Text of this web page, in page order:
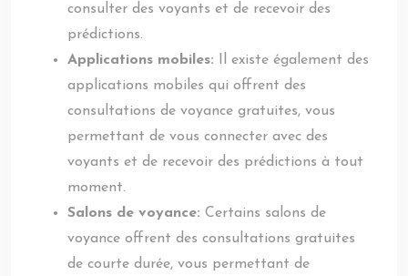
consulter des voyants et de recevoir des
prédictions.
Applications mobiles:
Il existe également des
applications mobiles qui offrent des
consultations de voyance gratuites, vous
permettant de vous connecter avec des
voyants et de recevoir des prédictions à tout
moment.
Salons de voyance: Certains salons de
voyance offrent des consultations gratuites
de courte durée, vous permettant de